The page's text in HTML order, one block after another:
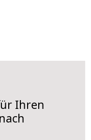
Ihren